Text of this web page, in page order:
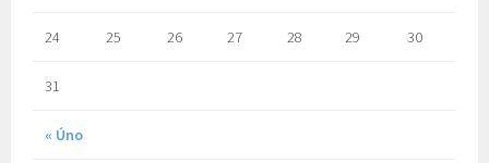
« Úno
24 25 26 27 28 29 30
31